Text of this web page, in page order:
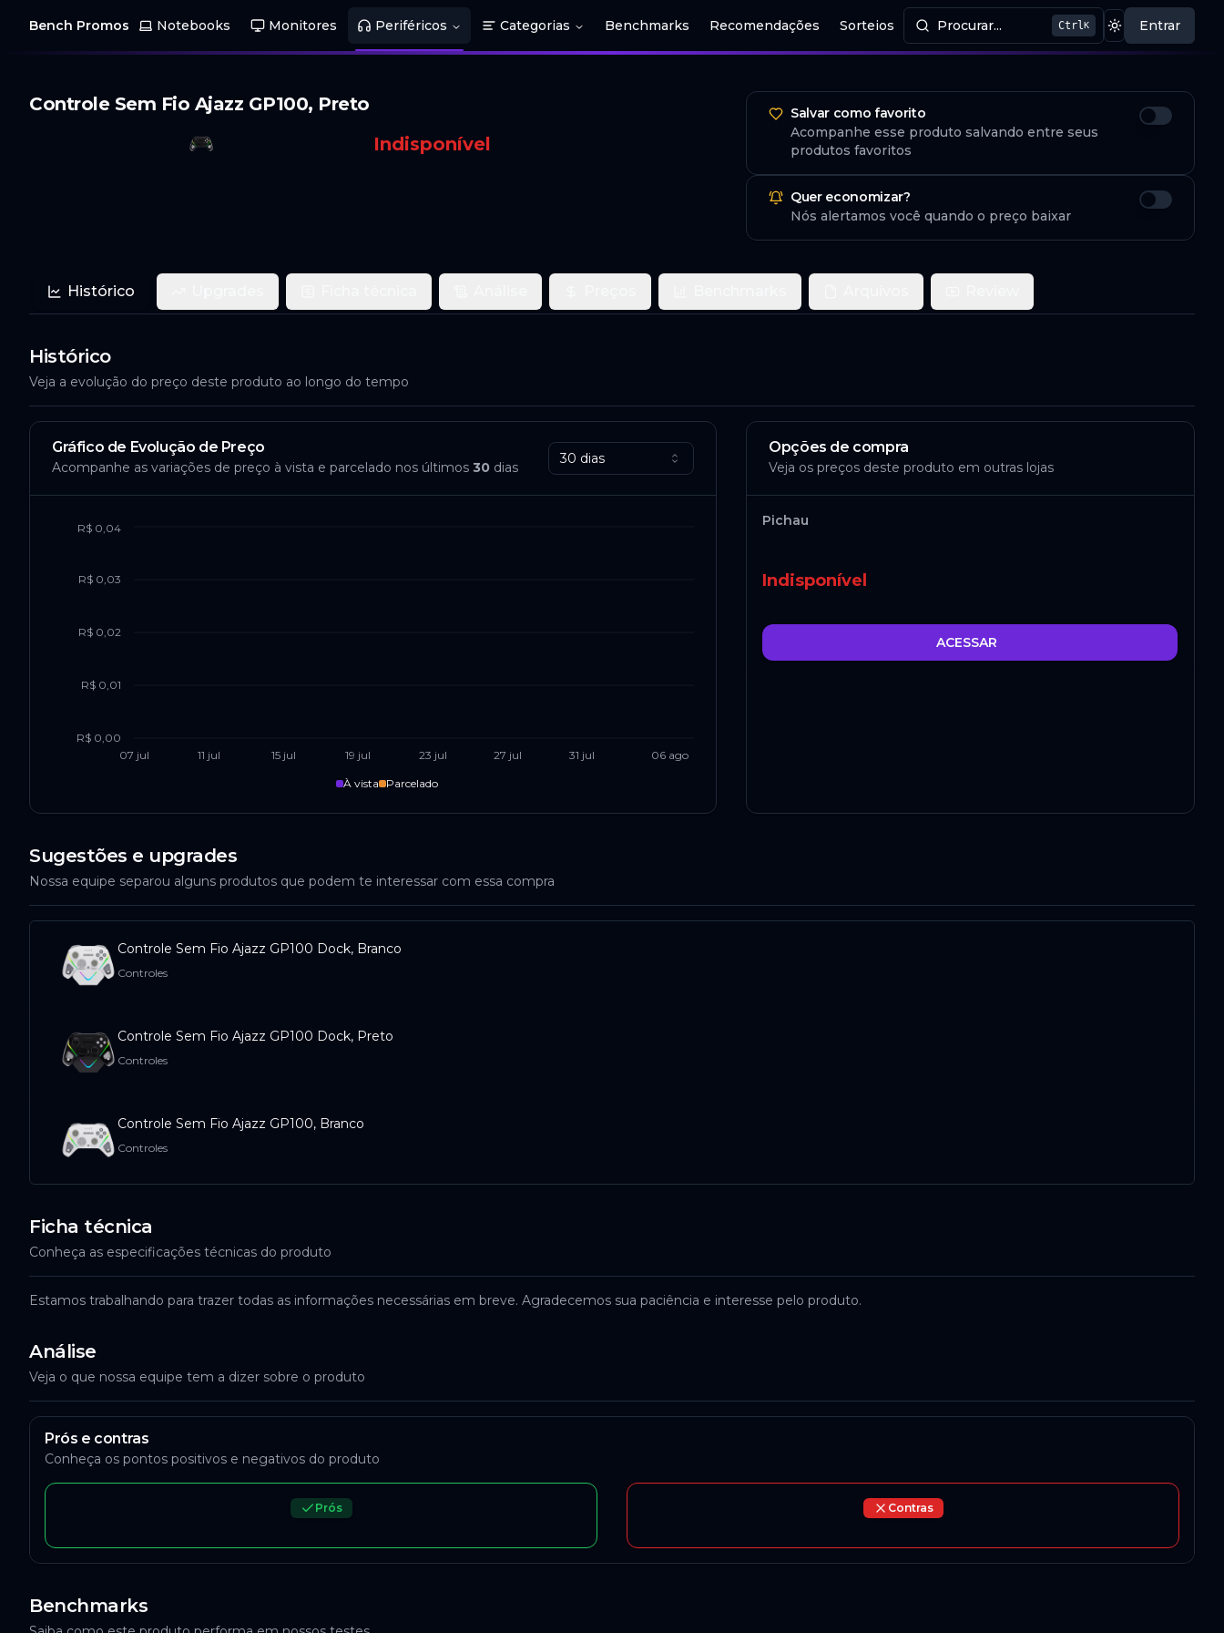
Bench Promos Notebooks Monitores Periféricos Categorias Benchmarks Recomendações Sorteios Procurar...
Procurar produtos CtrlK Mudar tema
Entrar
Controle Sem Fio Ajazz GP100, Preto
Indisponível
Salvar como favorito
Acompanhe esse produto salvando entre seus
produtos favoritos
Quer economizar?
Nós alertamos você quando o preço baixar
Histórico
Histórico
Veja a evolução do preço deste produto ao longo do tempo
Gráfico de Evolução de Preço
Acompanhe as variações de preço à vista e parcelado nos últimos 30 dias
30 dias
07 jul 11 jul 15 jul 19 jul 23 jul 27 jul 31 jul 06 ago
R$ 0,00
R$ 0,01
R$ 0,02
R$ 0,03
R$ 0,04
À vista Parcelado
Opções de compra
Veja os preços deste produto em outras lojas
Pichau
Indisponível
ACESSAR
Sugestões e upgrades
Nossa equipe separou alguns produtos que podem te interessar com essa compra
Controle Sem Fio Ajazz GP100 Dock, Branco
Controles
Controle Sem Fio Ajazz GP100 Dock, Preto
Controles
Controle Sem Fio Ajazz GP100, Branco
Controles
Ficha técnica
Conheça as especificações técnicas do produto
Estamos trabalhando para trazer todas as informações necessárias em breve. Agradecemos sua paciência e interesse pelo produto.
Análise
Veja o que nossa equipe tem a dizer sobre o produto
Prós e contras
Conheça os pontos positivos e negativos do produto
Prós Contras
Benchmarks